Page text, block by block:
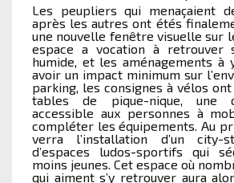
Les peupliers qui menaçaient
après les autres ont étés
une nouvelle fenêtre visuelle sur
espace a vocation à retrouver
humide, et les aménagements à
avoir un impact minimum sur
parking, les consignes à vélos
tables de pique-nique, une
accessible aux personnes à
compléter les équipements. Au
verra l’installation d’un
d’espaces ludos-sportifs qui
moins jeunes. Cet espace où
qui aiment s’y retrouver aura